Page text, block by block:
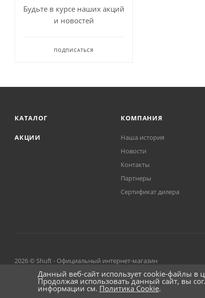
Будьте в курсе наших акций
и новостей
ПОДПИСАТЬСЯ
КАТАЛОГ
АКЦИИ
КОМПАНИЯ
Наша история
Новости
Контакты
Партнеры
Сертификат дилера
2026 © Shuft - Официальный интернет-магазин
Данный веб-сайт использует cookie-файлы в
Продолжая использовать данный сайт, вы
информации см. Политика Cookie.